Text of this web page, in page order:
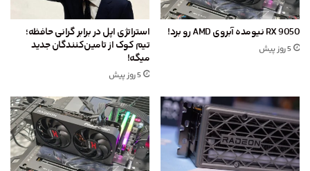
RX 9050 نیومده آبروی AMD رو برد!
5 روز پیش
استراتژی اپل در برابر گرانی حافظه؛
تیم کوک از تامین‌کنندگان جدید
میگه!
5 روز پیش